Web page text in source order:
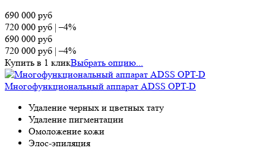
690 000 руб
720 000 руб |–4%
690 000 руб
720 000 руб |–4%
Купить в 1 кликВыбрать опцию...
Многофункциональный аппарат ADSS OPT-D
Удаление черных и цветных тату
Удаление пигментации
Омоложение кожи
Элос-эпиляция